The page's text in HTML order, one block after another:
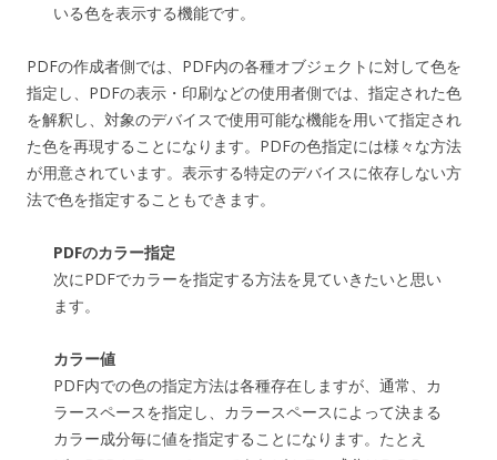
いる色を表示する機能です。
PDFの作成者側では、PDF内の各種オブジェクトに対して色を
指定し、PDFの表示・印刷などの使用者側では、指定された色
を解釈し、対象のデバイスで使用可能な機能を用いて指定され
た色を再現することになります。PDFの色指定には様々な方法
が用意されています。表示する特定のデバイスに依存しない方
法で色を指定することもできます。
PDFのカラー指定
次にPDFでカラーを指定する方法を見ていきたいと思い
ます。
カラー値
PDF内での色の指定方法は各種存在しますが、通常、カ
ラースペースを指定し、カラースペースによって決まる
カラー成分毎に値を指定することになります。たとえ